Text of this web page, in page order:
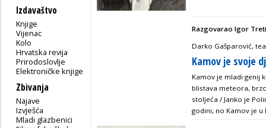
Izdavaštvo
Knjige
Vijenac
Kolo
Hrvatska revija
Prirodoslovlje
Elektroničke knjige
Zbivanja
Najave
Izvješća
Mladi glazbenici
Razgovarao Igor
Darko Gašparović,
Kamov je svoje
Kamov je mladi genij
blistava meteora,
stoljeća / Janko je
godini, no Kamov je